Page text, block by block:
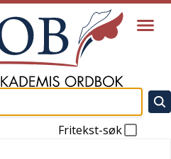
Fritekst-søk